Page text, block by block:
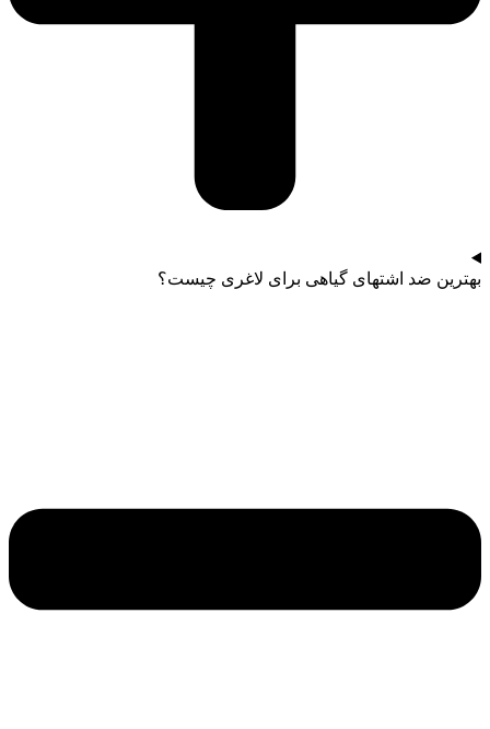
بهترین ضد اشتهای گیاهی برای لاغری چیست؟